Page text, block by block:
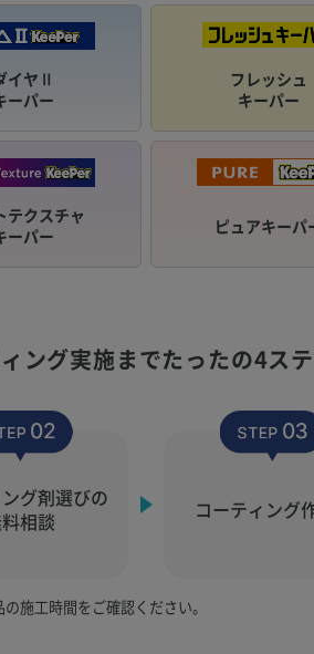
イヤⅡ
ーパー
フレッシュ
キーパー
テクスチャ
ーパー
ピュアキーパ
ング実施までたったの4ス
グ剤選びの
相談
コーティング
施工時間をご確認ください。